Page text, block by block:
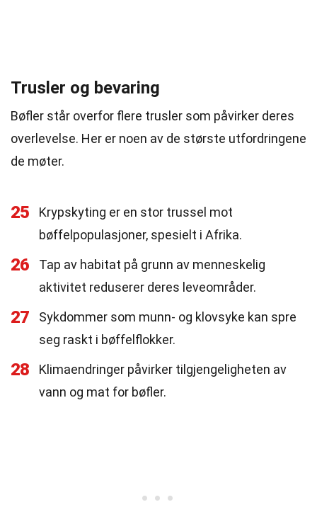
Trusler og bevaring
Bøfler står overfor flere trusler som påvirker deres
overlevelse. Her er noen av de største utfordringene
de møter.
25
Krypskyting er en stor trussel mot
bøffelpopulasjoner, spesielt i Afrika.
26
Tap av habitat på grunn av menneskelig
aktivitet reduserer deres leveområder.
27
Sykdommer som munn- og klovsyke kan spre
seg raskt i bøffelflokker.
28
Klimaendringer påvirker tilgjengeligheten av
vann og mat for bøfler.